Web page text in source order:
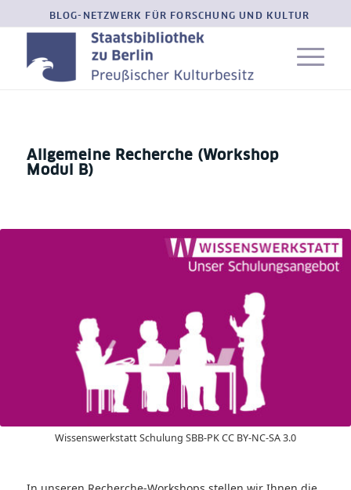
BLOG-NETZWERK FÜR FORSCHUNG UND KULTUR
Allgemeine Recherche (Workshop
Modul B)
Wissenswerkstatt Schulung SBB-PK CC BY-NC-SA 3.0